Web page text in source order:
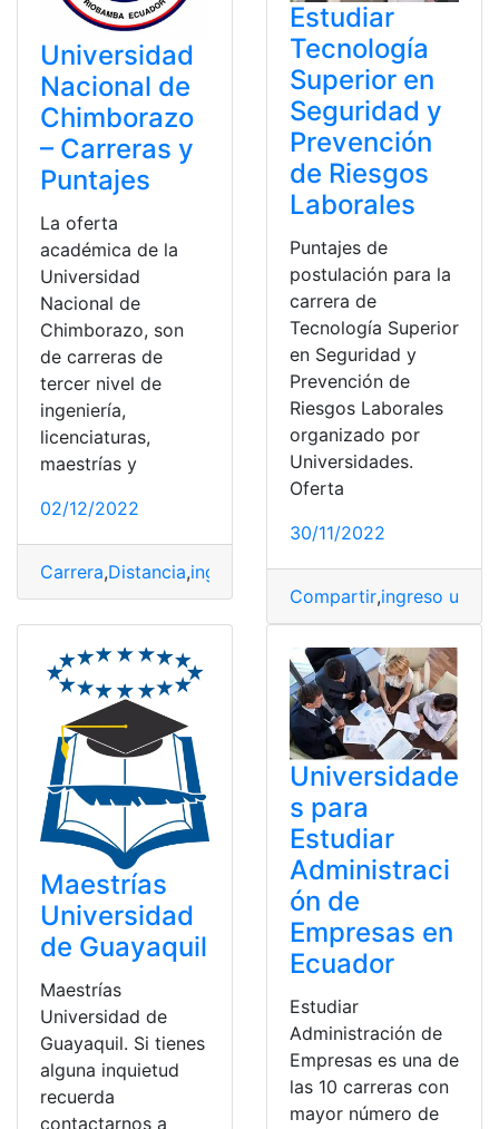
Universidad
Nacional de
Chimborazo
– Carreras y
Puntajes
La oferta
académica de la
Universidad
Nacional de
Chimborazo, son
de carreras de
tercer nivel de
ingeniería,
licenciaturas,
maestrías y
02/12/2022
Carrera,Distancia,ingreso universidad,Lista
Estudiar
Tecnología
Superior en
Seguridad y
Prevención
de Riesgos
Laborales
Puntajes de
postulación para la
carrera de
Tecnología Superior
en Seguridad y
Prevención de
Riesgos Laborales
organizado por
Universidades.
Oferta
30/11/2022
Compartir,ingreso
Maestrías
Universidad
de Guayaquil
Maestrías
Universidad de
Guayaquil. Si tienes
alguna inquietud
recuerda
contactarnos a
Universidade
s para
Estudiar
Administraci
ón de
Empresas en
Ecuador
Estudiar
Administración de
Empresas es una de
las 10 carreras con
mayor número de